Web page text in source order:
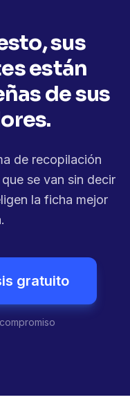
sus
están
de sus
de recopilación
se van sin decir
la ficha mejor
gratuito
compromiso